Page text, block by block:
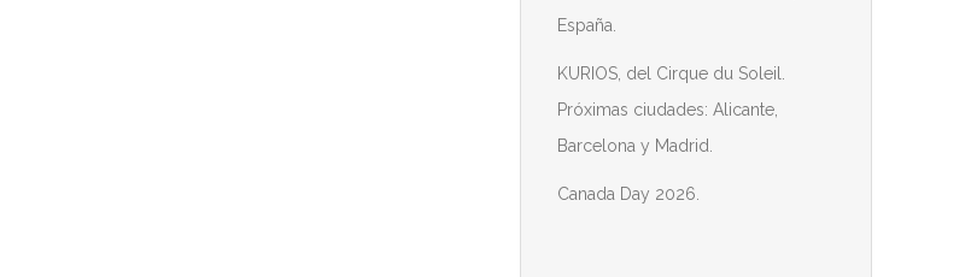
España.
KURIOS, del Cirque du Soleil.
Próximas ciudades: Alicante,
Barcelona y Madrid.
Canada Day 2026.